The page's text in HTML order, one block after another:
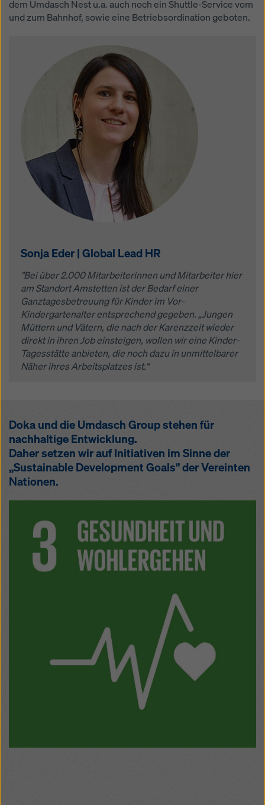
dem Umdasch Nest u.a. auch noch ein Shuttle-Service vom
und zum Bahnhof, sowie eine Betriebsordination geboten.
Sonja Eder | Global Lead HR
"Bei über 2.000 Mitarbeiterinnen und Mitarbeiter hier
am Standort Amstetten ist der Bedarf einer
Ganztagesbetreuung für Kinder im Vor-
Kindergartenalter entsprechend gegeben. „Jungen
Müttern und Vätern, die nach der Karenzzeit wieder
direkt in ihren Job einsteigen, wollen wir eine Kinder-
Tagesstätte anbieten, die noch dazu in unmittelbarer
Näher ihres Arbeitsplatzes ist.“
Doka und die Umdasch Group stehen für
nachhaltige Entwicklung.
Daher setzen wir auf Initiativen im Sinne der
„Sustainable Development Goals" der Vereinten
Nationen.